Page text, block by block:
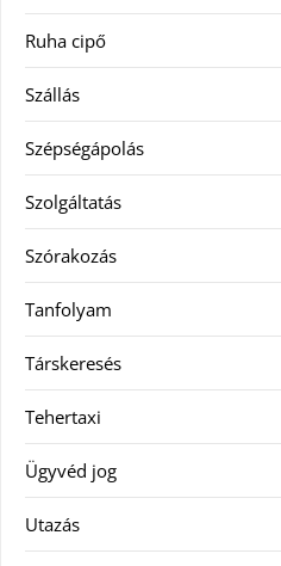
Ruha cipő
Szállás
Szépségápolás
Szolgáltatás
Szórakozás
Tanfolyam
Társkeresés
Tehertaxi
Ügyvéd jog
Utazás